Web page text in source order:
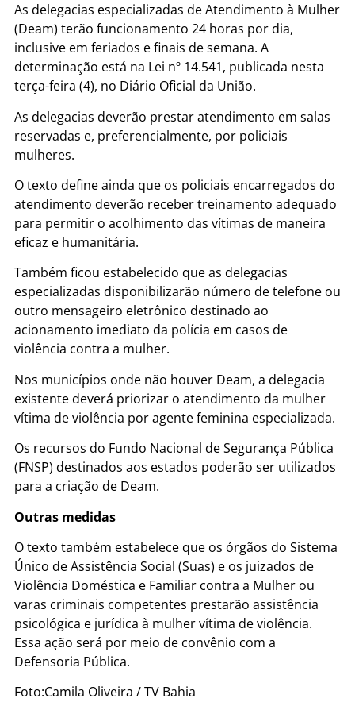
As delegacias especializadas de Atendimento à Mulher
(Deam) terão funcionamento 24 horas por dia,
inclusive em feriados e finais de semana. A
determinação está na Lei nº 14.541, publicada nesta
terça-feira (4), no Diário Oficial da União.
As delegacias deverão prestar atendimento em salas
reservadas e, preferencialmente, por policiais
mulheres.
O texto define ainda que os policiais encarregados do
atendimento deverão receber treinamento adequado
para permitir o acolhimento das vítimas de maneira
eficaz e humanitária.
Também ficou estabelecido que as delegacias
especializadas disponibilizarão número de telefone ou
outro mensageiro eletrônico destinado ao
acionamento imediato da polícia em casos de
violência contra a mulher.
Nos municípios onde não houver Deam, a delegacia
existente deverá priorizar o atendimento da mulher
vítima de violência por agente feminina especializada.
Os recursos do Fundo Nacional de Segurança Pública
(FNSP) destinados aos estados poderão ser utilizados
para a criação de Deam.
Outras medidas
O texto também estabelece que os órgãos do Sistema
Único de Assistência Social (Suas) e os juizados de
Violência Doméstica e Familiar contra a Mulher ou
varas criminais competentes prestarão assistência
psicológica e jurídica à mulher vítima de violência.
Essa ação será por meio de convênio com a
Defensoria Pública.
Foto:Camila Oliveira / TV Bahia